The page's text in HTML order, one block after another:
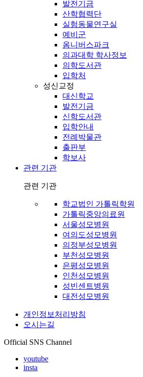
발전기금
산학협력단
실험동물연구실
예비군
옴니버스파크
의과대학 학사정보
의학도서관
입학처
성신교정
대신학교
발전기금
신학도서관
입학안내
전례박물관
출판부
학보사
관련 기관
관련 기관
학교법인 가톨릭학원
가톨릭중앙의료원
서울성모병원
여의도성모병원
의정부성모병원
부천성모병원
은평성모병원
인천성모병원
성빈센트병원
대전성모병원
개인정보처리방침
오시는길
Official SNS Channel
youtube
insta